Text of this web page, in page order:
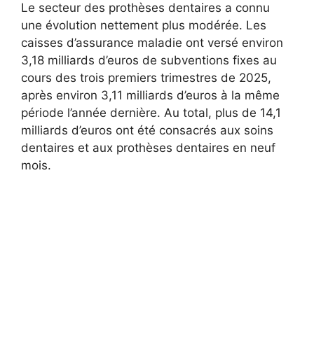
Le secteur des prothèses dentaires a connu
une évolution nettement plus modérée. Les
caisses d’assurance maladie ont versé environ
3,18 milliards d’euros de subventions fixes au
cours des trois premiers trimestres de 2025,
après environ 3,11 milliards d’euros à la même
période l’année dernière. Au total, plus de 14,1
milliards d’euros ont été consacrés aux soins
dentaires et aux prothèses dentaires en neuf
mois.